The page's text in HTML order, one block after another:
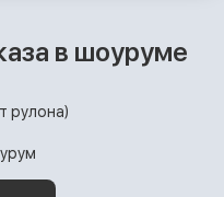
в шоуруме
рулона)